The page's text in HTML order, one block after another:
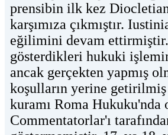
prensibin ilk kez
karşımıza çıkmıştır.
eğilimini devam ettirmiştir.
gösterdikleri hukuki
ancak gerçekten yapmış
koşulların yerine
kuramı Roma
Commentatorlar'ı